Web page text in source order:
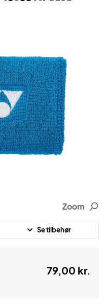
Zoom
Se tilbehør
79,00 kr.